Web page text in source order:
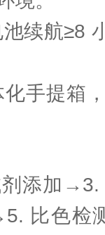
续航≥8
化手提箱
添加→3.
比色检